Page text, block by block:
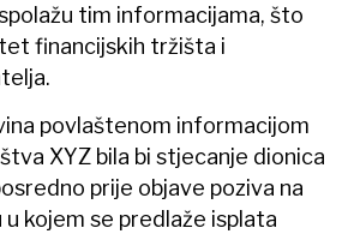
tim informacijama, što
financijskih tržišta i
povlaštenom informacijom
XYZ bila bi stjecanje dionica
prije objave poziva na
kojem se predlaže isplata